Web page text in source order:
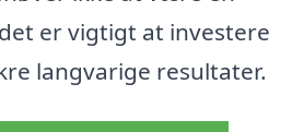
er vigtigt at investere
langvarige resultater.